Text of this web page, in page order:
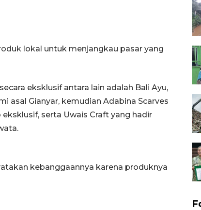
lokal untuk menjangkau pasar yang
eksklusif antara lain adalah Bali Ayu,
asal Gianyar, kemudian Adabina Scarves
serta Uwais Craft yang hadir
kebanggaannya karena produknya